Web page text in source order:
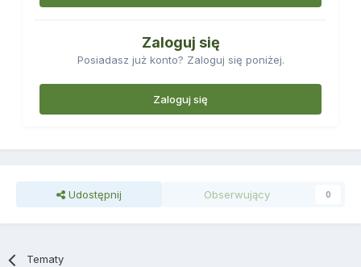
Zaloguj się
Posiadasz już konto? Zaloguj się poniżej.
Zaloguj się
Udostępnij Obserwujący 0
Tematy